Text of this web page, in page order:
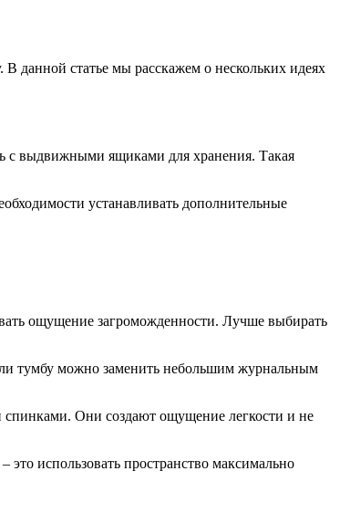
данной статье мы расскажем о нескольких идеях
с выдвижными ящиками для хранения. Такая
устанавливать дополнительные
ощущение загроможденности. Лучше выбирать
тумбу можно заменить небольшим журнальным
спинками. Они создают ощущение легкости и не
использовать пространство максимально